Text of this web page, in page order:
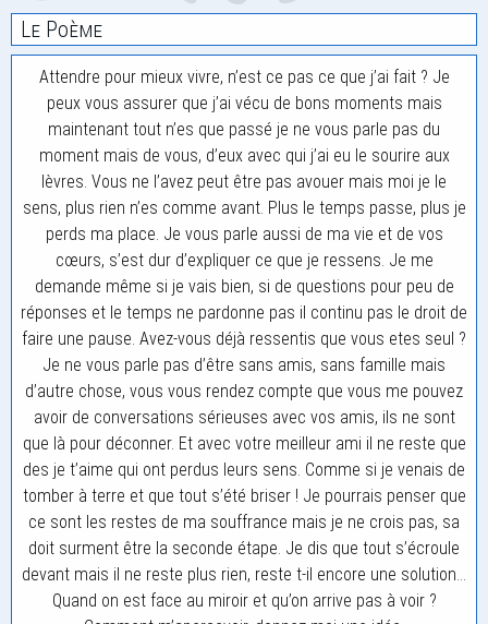
Le Poème
Attendre pour mieux vivre, n’est ce pas ce que j’ai fait ? Je
peux vous assurer que j’ai vécu de bons moments mais
maintenant tout n’es que passé je ne vous parle pas du
moment mais de vous, d’eux avec qui j’ai eu le sourire aux
lèvres. Vous ne l’avez peut être pas avouer mais moi je le
sens, plus rien n’es comme avant. Plus le temps passe, plus je
perds ma place. Je vous parle aussi de ma vie et de vos
cœurs, s’est dur d’expliquer ce que je ressens. Je me
demande même si je vais bien, si de questions pour peu de
réponses et le temps ne pardonne pas il continu pas le droit de
faire une pause. Avez-vous déjà ressentis que vous etes seul ?
Je ne vous parle pas d’être sans amis, sans famille mais
d’autre chose, vous vous rendez compte que vous me pouvez
avoir de conversations sérieuses avec vos amis, ils ne sont
que là pour déconner. Et avec votre meilleur ami il ne reste que
des je t’aime qui ont perdus leurs sens. Comme si je venais de
tomber à terre et que tout s’été briser ! Je pourrais penser que
ce sont les restes de ma souffrance mais je ne crois pas, sa
doit surment être la seconde étape. Je dis que tout s’écroule
devant mais il ne reste plus rien, reste t-il encore une solution…
Quand on est face au miroir et qu’on arrive pas à voir ?